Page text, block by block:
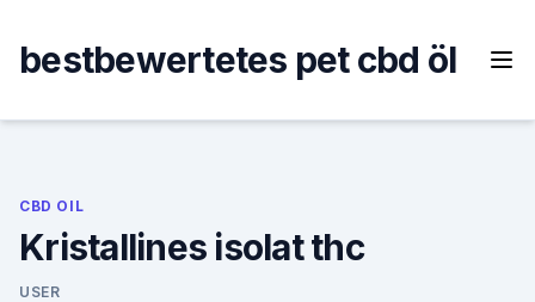
content
bestbewertetes pet cbd öl
CBD OIL
Kristallines isolat thc
USER